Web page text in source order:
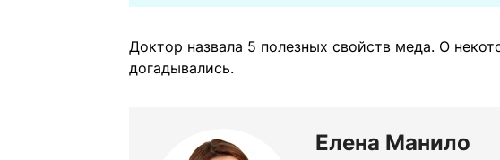
Доктор назвала 5 полезных свойств меда. О
догадывались.
Елена Манило